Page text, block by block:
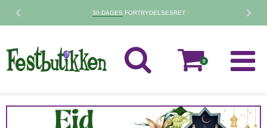
30 DAGES FORTRYDELSESRET
0